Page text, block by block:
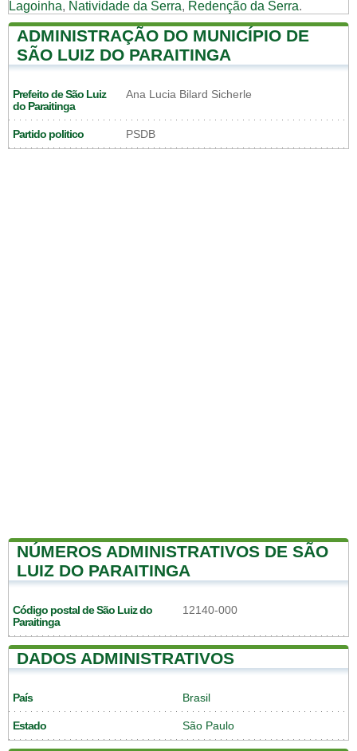
Lagoinha, Natividade da Serra, Redenção da Serra.
ADMINISTRAÇÃO DO MUNICÍPIO DE
SÃO LUIZ DO PARAITINGA
Prefeito de São Luiz
do Paraitinga
Ana Lucia Bilard Sicherle
Partido politico PSDB
NÚMEROS ADMINISTRATIVOS DE SÃO
LUIZ DO PARAITINGA
Código postal de São Luiz do
Paraitinga
12140-000
DADOS ADMINISTRATIVOS
País Brasil
Estado São Paulo